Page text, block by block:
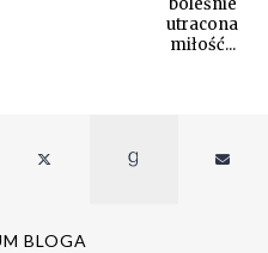
utracona
miłość...
BLOGA